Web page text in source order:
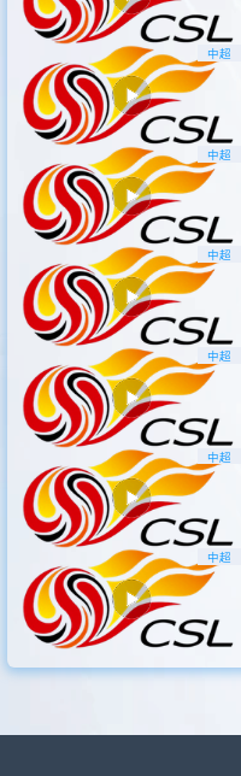
中超
中超
中超
中超
中超
中超